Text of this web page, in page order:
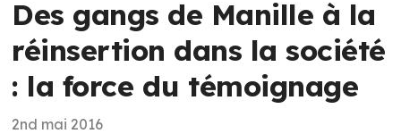
Des gangs de Manille à la
réinsertion dans la société
: la force du témoignage
2nd mai 2016